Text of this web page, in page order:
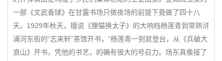
一部《文武香球》在甘露书场只做夜场的前提下竟做了四十八
天。1929年秋天，擅说《狸猫换太子》的大响档杨莲青到常熟浒
浦河东街的“志来轩”茶馆开书，“杨莲青一到就登台，从《兵破大
浪山》开书，凭他的书艺，的确有很大的号召力。场东真像接了